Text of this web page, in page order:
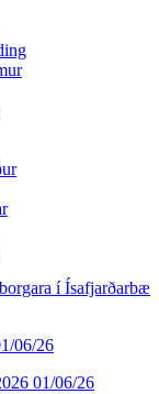
í Ísafjarðarbæ
06/26
01/06/26